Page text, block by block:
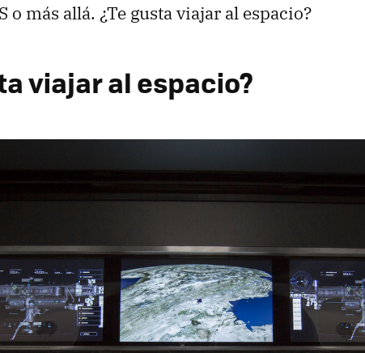
o más allá. ¿Te gusta viajar al espacio?
viajar al espacio?